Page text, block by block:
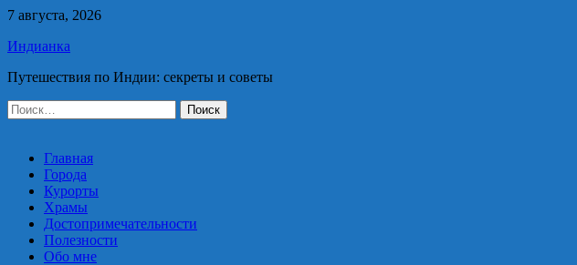
Перейти
содержимому
7 августа, 2026
Индианка
Путешествия по Индии: секреты и советы
Найти:
Главная
Города
Курорты
Храмы
Достопримечательности
Полезности
Обо мне